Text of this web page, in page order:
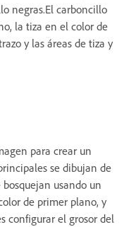
negras.El carboncillo
la tiza en el color de
y las áreas de tiza y
para crear un
se dibujan de
usando un
de primer plano, y
configurar el grosor del